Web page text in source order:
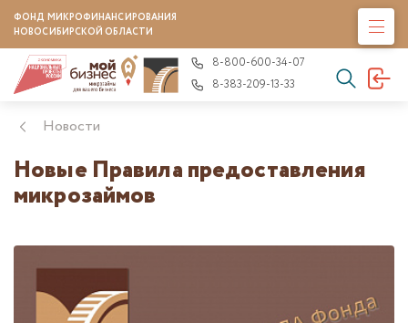
ФОНД МИКРОФИНАНСИРОВАНИЯ
НОВОСИБИРСКОЙ ОБЛАСТИ
8-800-600-34-07
8-383-209-13-33
Новости
Новые Правила предоставления
микрозаймов